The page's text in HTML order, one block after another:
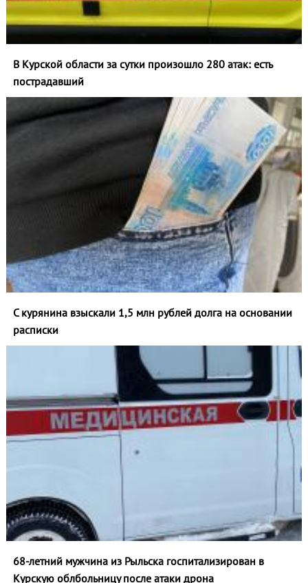
В Курской области за сутки произошло 280 атак: есть
пострадавший
С курянина взыскали 1,5 млн рублей долга на основании
расписки
68-летний мужчина из Рыльска госпитализирован в
Курскую облбольницу после атаки дрона